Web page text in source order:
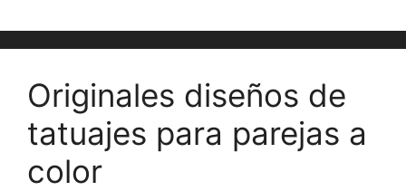
Originales diseños de
tatuajes para parejas a
color